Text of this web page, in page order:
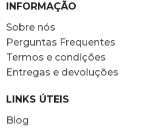
INFORMAÇÃO
Sobre nós
Perguntas Frequentes
Termos e condições
Entregas e devoluções
LINKS ÚTEIS
Blog